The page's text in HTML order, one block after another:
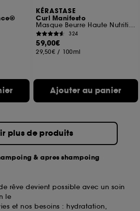
KÉRASTASE
Curl Manifesto
Masque Beurre Haute Nutrition
324
59,00€
29,50€ / 100ml
Ajouter au panier
plus de produits
& apres shampoing
rêve devient possible avec un soin
le
et nos besoins : hydratation,